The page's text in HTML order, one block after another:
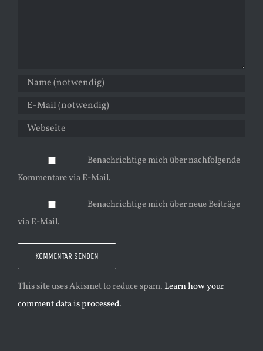
Benachrichtige mich über nachfolgende
Kommentare via E-Mail.
Benachrichtige mich über neue Beiträge
via E-Mail.
This site uses Akismet to reduce spam. Learn how your
comment data is processed.